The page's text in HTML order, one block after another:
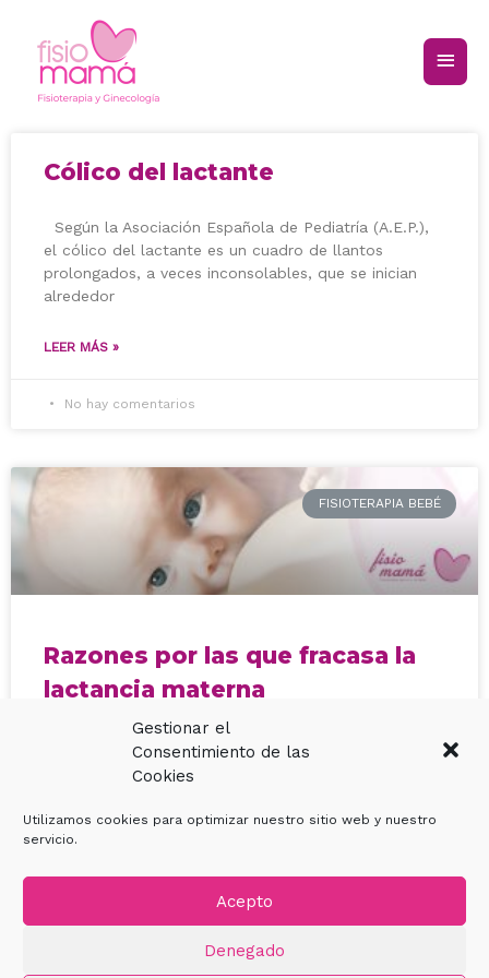
Gestionar el
Consentimiento de las
Cookies
Utilizamos cookies para optimizar nuestro sitio web y nuestro
servicio.
Acepto
Denegado
Cólico del lactante
Según la Asociación Española de Pediatría (A.E.P.),
el cólico del lactante es un cuadro de llantos
prolongados, a veces inconsolables, que se inician
alrededor
LEER MÁS »
No hay comentarios
FISIOTERAPIA BEBÉ
Razones por las que fracasa la
lactancia materna
La OMS ha dicho por activa y por pasiva que la mejor
manera de alimentar a un bebé es con la leche
LEER MÁS »
Política de Privacidad